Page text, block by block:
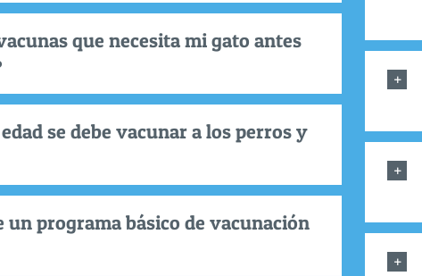
que necesita mi gato antes
se debe vacunar a los perros y
un programa básico de vacunación